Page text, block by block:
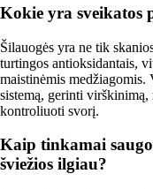
Kokie yra sveikatos
Šilauogės yra ne tik
turtingos antioksidantais,
maistinėmis
sistemą, gerinti
kontroliuoti svorį.
Kaip tinkamai
šviežios ilgiau?